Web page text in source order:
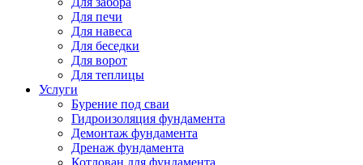
Для печи
Для навеса
Для беседки
Для ворот
Для теплицы
Услуги
Бурение под сваи
Гидроизоляция фундамента
Демонтаж фундамента
Дренаж фундамента
Котлован для фундамента